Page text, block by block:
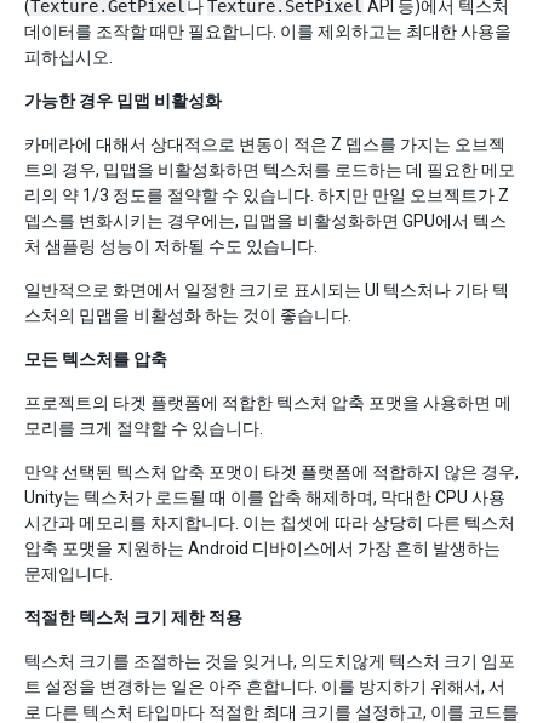
(Texture.GetPixel 나Texture.SetPixel API 등)에서 텍스처
데이터를 조작할 때만 필요합니다. 이를 제외하고는 최대한 사용을
피하십시오.
가능한 경우 밉맵 비활성화
카메라에 대해서 상대적으로 변동이 적은 Z 뎁스를 가지는 오브젝
트의 경우, 밉맵을 비활성화하면 텍스처를 로드하는 데 필요한 메모
리의 약 1/3 정도를 절약할 수 있습니다. 하지만 만일 오브젝트가 Z
뎁스를 변화시키는 경우에는, 밉맵을 비활성화하면 GPU에서 텍스
처 샘플링 성능이 저하될 수도 있습니다.
일반적으로 화면에서 일정한 크기로 표시되는 UI 텍스처나 기타 텍
스처의 밉맵을 비활성화 하는 것이 좋습니다.
모든 텍스처를 압축
프로젝트의 타겟 플랫폼에 적합한 텍스처 압축 포맷을 사용하면 메
모리를 크게 절약할 수 있습니다.
만약 선택된 텍스처 압축 포맷이 타겟 플랫폼에 적합하지 않은 경우,
Unity는 텍스처가 로드될 때 이를 압축 해제하며, 막대한 CPU 사용
시간과 메모리를 차지합니다. 이는 칩셋에 따라 상당히 다른 텍스처
압축 포맷을 지원하는 Android 디바이스에서 가장 흔히 발생하는
문제입니다.
적절한 텍스처 크기 제한 적용
텍스처 크기를 조절하는 것을 잊거나, 의도치않게 텍스처 크기 임포
트 설정을 변경하는 일은 아주 흔합니다. 이를 방지하기 위해서, 서
로 다른 텍스처 타입마다 적절한 최대 크기를 설정하고, 이를 코드를